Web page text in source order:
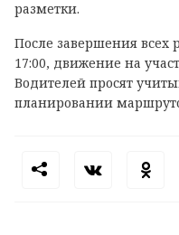
разметки.
После завершения всех
17:00, движение на
Водителей просят
планировании